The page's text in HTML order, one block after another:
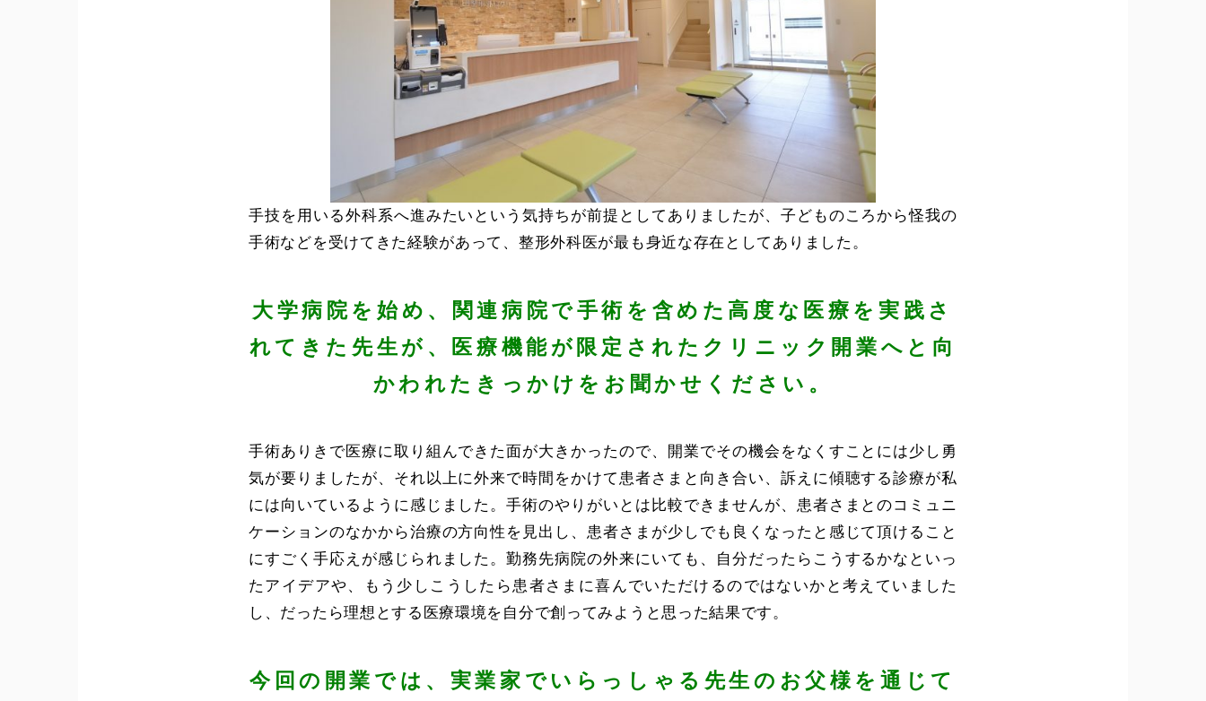
手技を用いる外科系へ進みたいという気持ちが前提としてありましたが、子どものころから怪我の
手術などを受けてきた経験があって、整形外科医が最も身近な存在としてありました。
大学病院を始め、関連病院で手術を含めた高度な医療を実践さ
れてきた先生が、医療機能が限定されたクリニック開業へと向
かわれたきっかけをお聞かせください。
手術ありきで医療に取り組んできた面が大きかったので、開業でその機会をなくすことには少し勇
気が要りましたが、それ以上に外来で時間をかけて患者さまと向き合い、訴えに傾聴する診療が私
には向いているように感じました。手術のやりがいとは比較できませんが、患者さまとのコミュニ
ケーションのなかから治療の方向性を見出し、患者さまが少しでも良くなったと感じて頂けること
にすごく手応えが感じられました。勤務先病院の外来にいても、自分だったらこうするかなといっ
たアイデアや、もう少しこうしたら患者さまに喜んでいただけるのではないかと考えていました
し、だったら理想とする医療環境を自分で創ってみようと思った結果です。
今回の開業では、実業家でいらっしゃる先生のお父様を通じて